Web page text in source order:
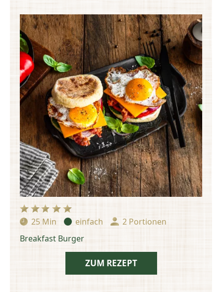
Zubereitungszeit:
25 Min Schwierigkeit:
einfach Portionen:
2 Portionen
Breakfast Burger
ZUM REZEPT